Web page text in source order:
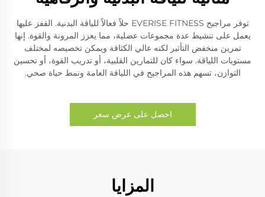
توفر مراجيح EVERISE FITNESS حلاً فعالاً للياقة البدنية. القفز عليها
يعمل على تنشيط عدة مجموعات عضلية، مما يعزز المرونة والقوة. إنها
تمرين منخفض التأثير لكنه عالي الكثافة ويمكن تخصيصه لمختلف
مستويات اللياقة. سواء كان للتمارين القلبية، أو تدريب القوة، أو تحسين
التوازن، تسهم هذه المراجيح في اللياقة العامة ونمط حياة صحي.
احصل على عرض سعر
المزايا